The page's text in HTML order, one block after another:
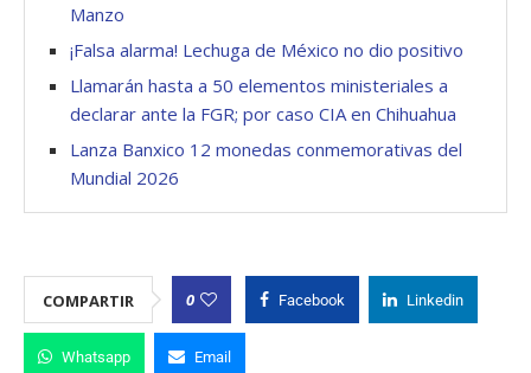
Manzo
¡Falsa alarma! Lechuga de México no dio positivo
Llamarán hasta a 50 elementos ministeriales a
declarar ante la FGR; por caso CIA en Chihuahua
Lanza Banxico 12 monedas conmemorativas del
Mundial 2026
COMPARTIR 0 Facebook Linkedin
Whatsapp Email